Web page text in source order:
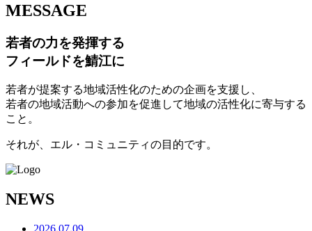
MESSAGE
若者の力を発揮する
フィールドを鯖江に
若者が提案する地域活性化のための企画を支援し、
若者の地域活動への参加を促進して地域の活性化に寄与する
こと。
それが、エル・コミュニティの目的です。
NEWS